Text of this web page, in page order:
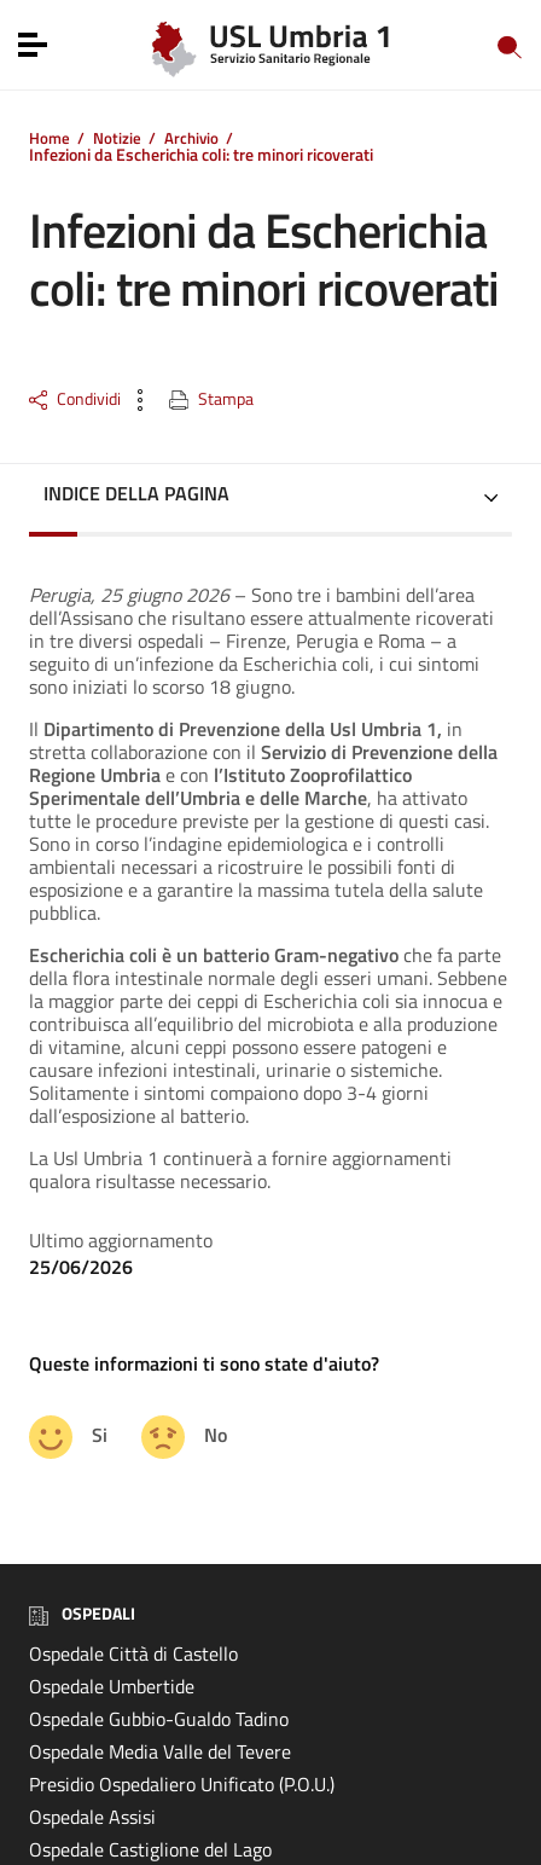
Vai al menu di navigazione
Toggle navigation
Home / Notizie / Archivio /
Infezioni da Escherichia coli: tre minori ricoverati
Infezioni da Escherichia
coli: tre minori ricoverati
Condividi Stampa
INDICE DELLA PAGINA
Perugia, 25 giugno 2026– Sono tre i bambini dell’area
dell’Assisano che risultano essere attualmente ricoverati
in tre diversi ospedali – Firenze, Perugia e Roma – a
seguito di un’infezione da Escherichia coli, i cui sintomi
sono iniziati lo scorso 18 giugno.
Il Dipartimento di Prevenzione della Usl Umbria 1, in
stretta collaborazione con il Servizio di Prevenzione della
Regione Umbriae con l’Istituto Zooprofilattico
Sperimentale dell’Umbria e delle Marche, ha attivato
tutte le procedure previste per la gestione di questi casi.
Sono in corso l’indagine epidemiologica e i controlli
ambientali necessari a ricostruire le possibili fonti di
esposizione e a garantire la massima tutela della salute
pubblica.
Escherichia coli è un batterio Gram-negativoche fa parte
della flora intestinale normale degli esseri umani. Sebbene
la maggior parte dei ceppi di Escherichia coli sia innocua e
contribuisca all’equilibrio del microbiota e alla produzione
di vitamine, alcuni ceppi possono essere patogeni e
causare infezioni intestinali, urinarie o sistemiche.
Solitamente i sintomi compaiono dopo 3-4 giorni
dall’esposizione al batterio.
La Usl Umbria 1 continuerà a fornire aggiornamenti
qualora risultasse necessario.
Ultimo aggiornamento
25/06/2026
Queste informazioni ti sono state d'aiuto?
Si No
OSPEDALI
Ospedale Città di Castello
Ospedale Umbertide
Ospedale Gubbio-Gualdo Tadino
Ospedale Media Valle del Tevere
Presidio Ospedaliero Unificato (P.O.U.)
Ospedale Assisi
Ospedale Castiglione del Lago